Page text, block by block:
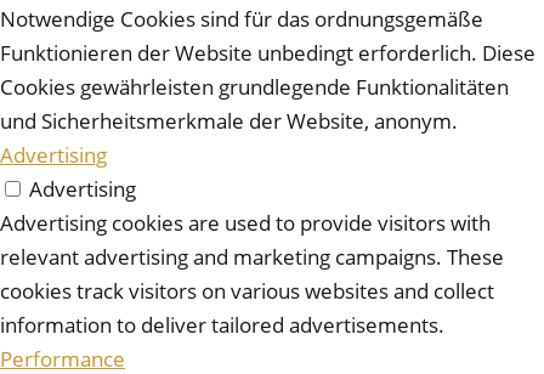
Notwendige Cookies sind für das ordnungsgemäße
Funktionieren der Website unbedingt erforderlich. Diese
Cookies gewährleisten grundlegende Funktionalitäten
und Sicherheitsmerkmale der Website, anonym.
Advertising
Advertising
Advertising cookies are used to provide visitors with
relevant advertising and marketing campaigns. These
cookies track visitors on various websites and collect
information to deliver tailored advertisements.
Performance